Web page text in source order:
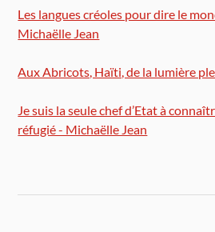
Les langues créoles pour dire le
Michaëlle Jean
Aux Abricots, Haïti, de la lumière
Je suis la seule chef d’Etat à
réfugié - Michaëlle Jean